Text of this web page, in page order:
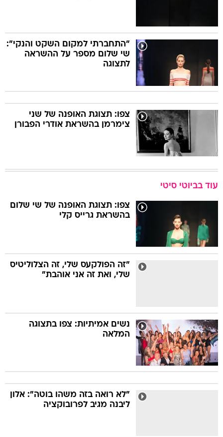
"התחברתי למקום השקט והנקי":
שי שלום מספר על ההשראה
לתצוגה
צפו: תצוגת האופנה של שני
צימרמן בהשראת אודרי הפבורן
עוד בביוטי סיטי
צפו: תצוגת האופנה של שי שלום
בהשראת גרייס קלי
"זה הפולקעס שלי, זה הצלוליטיס
שלי, ואת זה אני אוהבת"
נשים אמיתיות: צפו בתצוגה
המלאה
"לא רואה בזה משהו בוטה": אלון
ליבנה מגיב לפרובוקציה